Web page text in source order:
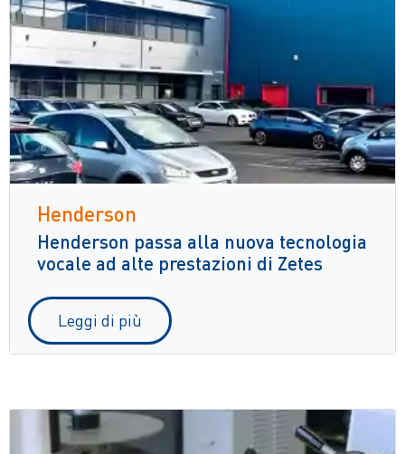
Henderson
Henderson passa alla nuova tecnologia
vocale ad alte prestazioni di Zetes
Leggi di più